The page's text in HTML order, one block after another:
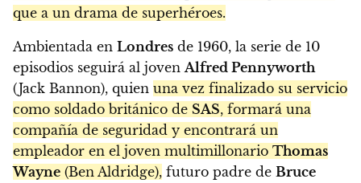
que a un drama de superhéroes.
Ambientada en Londres de 1960, la serie de 10
episodios seguirá al joven Alfred Pennyworth
(Jack Bannon), quien una vez finalizado su servicio
como soldado británico de SAS, formará una
compañía de seguridad y encontrará un
empleador en el joven multimillonario Thomas
Wayne (Ben Aldridge), futuro padre de Bruce